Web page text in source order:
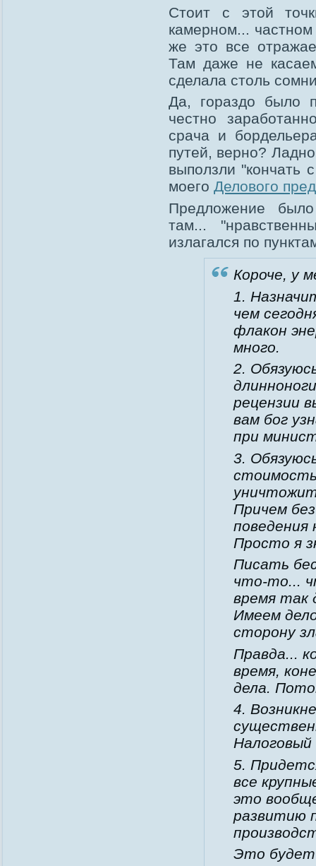
Стоит с этой
камерном...
же это все
Там даже не
сделала столь
Да, гораздо было
честно
срача и
путей, верно?
выползли "кончать
моего Делового
Предложение
там...
излагался по
Короче, у
1.
чем
флакон
много.
2.
рецензии
вам бог
при
3.
Причем
поведения
Просто я
Писать
что-то...
время так
Имеем
сторону
Правда...
время,
дела.
4.
Налоговый
5.
все
это
развитию
Это будет